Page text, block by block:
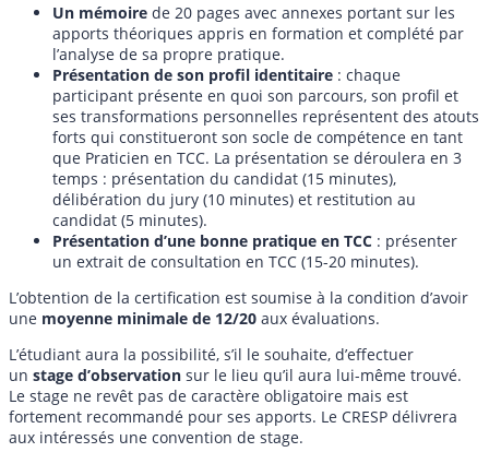
Un mémoire de 20 pages avec annexes portant sur les
apports théoriques appris en formation et complété par
l’analyse de sa propre pratique.
Présentation de son profil identitaire : chaque
participant présente en quoi son parcours, son profil et
ses transformations personnelles représentent des atouts
forts qui constitueront son socle de compétence en tant
que Praticien en TCC. La présentation se déroulera en 3
temps : présentation du candidat (15 minutes),
délibération du jury (10 minutes) et restitution au
candidat (5 minutes).
Présentation d’une bonne pratique en TCC : présenter
un extrait de consultation en TCC (15-20 minutes).
L’obtention de la certification est soumise à la condition d’avoir
une moyenne minimale de 12/20 aux évaluations.
L’étudiant aura la possibilité, s’il le souhaite, d’effectuer
un stage d’observation sur le lieu qu’il aura lui-même trouvé.
Le stage ne revêt pas de caractère obligatoire mais est
fortement recommandé pour ses apports. Le CRESP délivrera
aux intéressés une convention de stage.